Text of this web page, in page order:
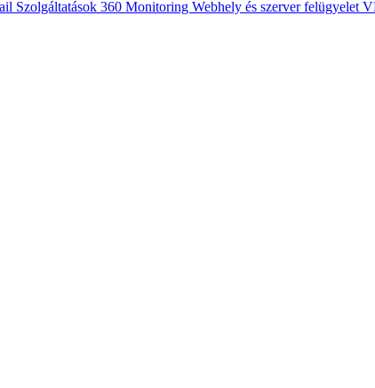
Szolgáltatások 360 Monitoring Webhely és szerver felügyelet